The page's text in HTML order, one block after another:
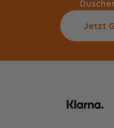
Jetzt